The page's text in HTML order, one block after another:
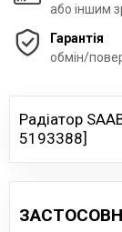
або іншим
Гарантія
обмін/
Радіатор
5193388]